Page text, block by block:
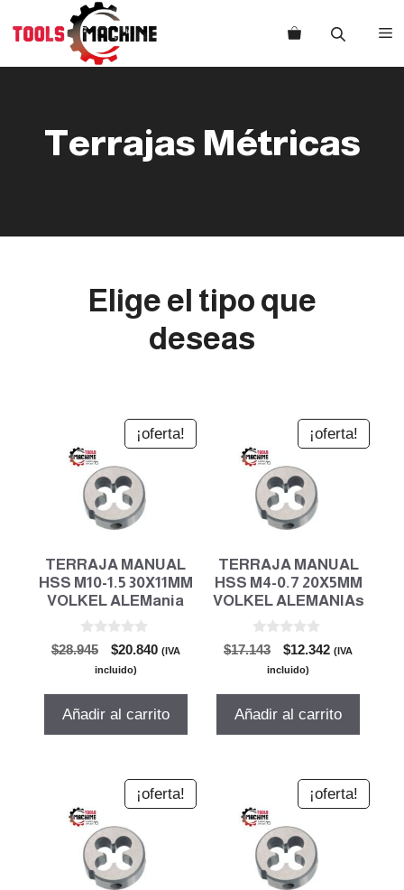
Terrajas Métricas
Elige el tipo que
deseas
¡oferta!
TERRAJA MANUAL
HSS M10-1.5 30X11MM
VOLKEL ALEMania
0
d
$28.945
El
precio
era:
$20.840El
es:
(IVA
incluido)
Añadir al carrito
¡oferta!
TERRAJA MANUAL
HSS M4-0.7 20X5MM
VOLKEL ALEMANIAs
0
d
$17.143
El
precio
era:
$12.342El
es:
(IVA
incluido)
Añadir al carrito
¡oferta! ¡oferta!